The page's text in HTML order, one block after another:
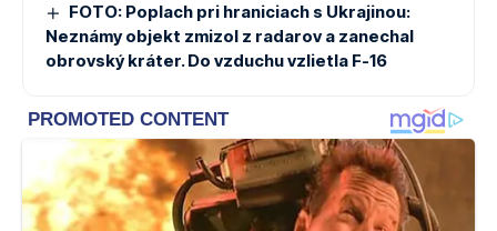
FOTO: Poplach pri hraniciach s Ukrajinou:
Neznámy objekt zmizol z radarov a zanechal
obrovský kráter. Do vzduchu vzlietla F-16